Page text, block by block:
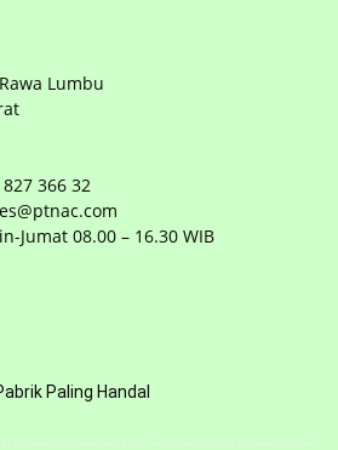
Lumbu
366 32
Jumat 08.00 – 16.30 WIB
Paling Handal